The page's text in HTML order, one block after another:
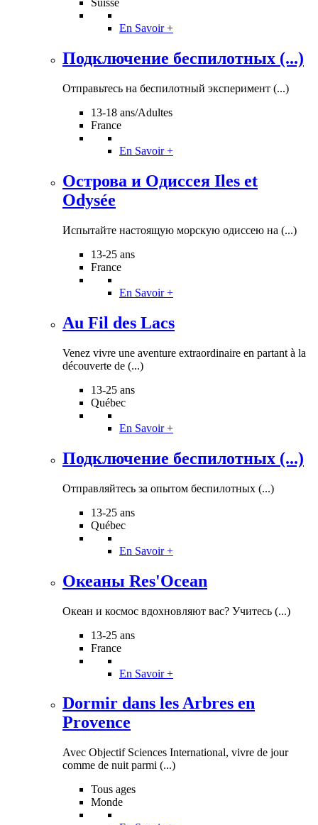
Suisse
En Savoir +
Подключение беспилотных (...)
Отправьтесь на беспилотный эксперимент (...)
13-18 ans/Adultes
France
En Savoir +
Острова и Одиссея Iles et
Odysée
Испытайте настоящую морскую одиссею на (...)
13-25 ans
France
En Savoir +
Au Fil des Lacs
Venez vivre une aventure extraordinaire en partant à la
découverte de (...)
13-25 ans
Québec
En Savoir +
Подключение беспилотных (...)
Отправляйтесь за опытом беспилотных (...)
13-25 ans
Québec
En Savoir +
Океаны Res'Ocean
Океан и космос вдохновляют вас? Учитесь (...)
13-25 ans
France
En Savoir +
Dormir dans les Arbres en
Provence
Avec Objectif Sciences International, vivre de jour
comme de nuit parmi (...)
Tous ages
Monde